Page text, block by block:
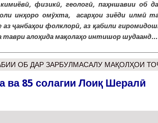
физикӣ, геологӣ, паҳншавии об
инҳоро омӯхта, асарҳои зиёди илмӣ
аз ҷанбаҳои фолклорӣ, аз қабили
таври алоҳида мақолаҳо интишор шудаанд...
ОБ ДАР ЗАРБУЛМАСАЛУ МАҚОЛҲОИ
ва 85 солагии Лоиқ Шералӣ